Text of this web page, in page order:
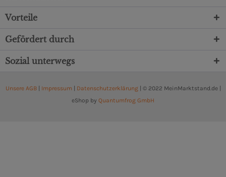
Vorteile
Gefördert durch
Sozial unterwegs
Unsere AGB| Impressum Datenschutzerklärung| © 2022 MeinMarktstand.de |
eShop by Quantumfrog GmbH